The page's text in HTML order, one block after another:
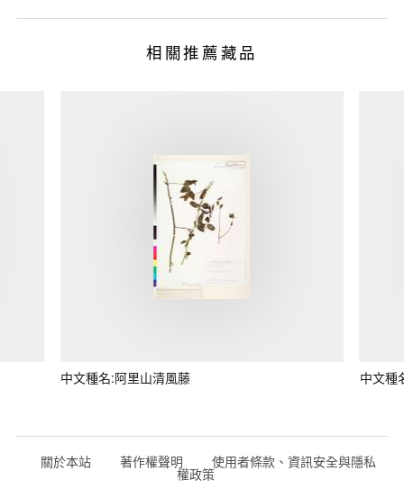
相關推薦藏品
中文種名:阿里山清風藤 中文種
關於本站 著作權聲明 使用者條款、資訊安全與隱私
權政策